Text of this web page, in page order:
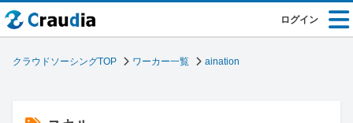
ログイン
クラウドソーシングTOP ワーカー一覧 aination